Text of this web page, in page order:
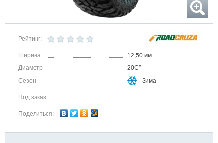
Рейтинг:
Ширина
12,50 мм
Диаметр
20C″
Сезон
Зима
Под заказ
Поделиться: